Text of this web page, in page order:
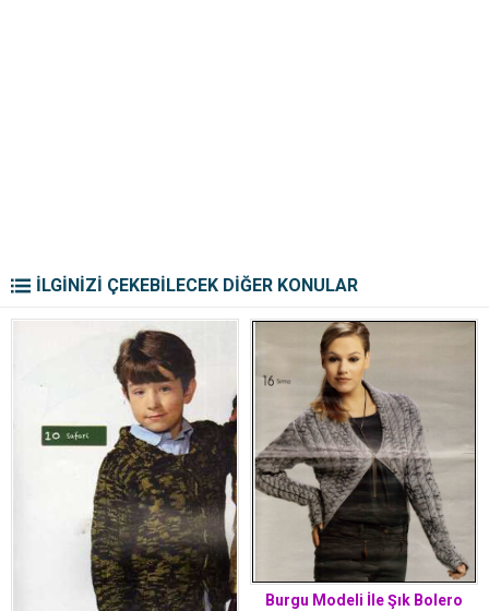
İLGİNİZİ ÇEKEBİLECEK DİĞER KONULAR
Burgu Modeli İle Şık Bolero